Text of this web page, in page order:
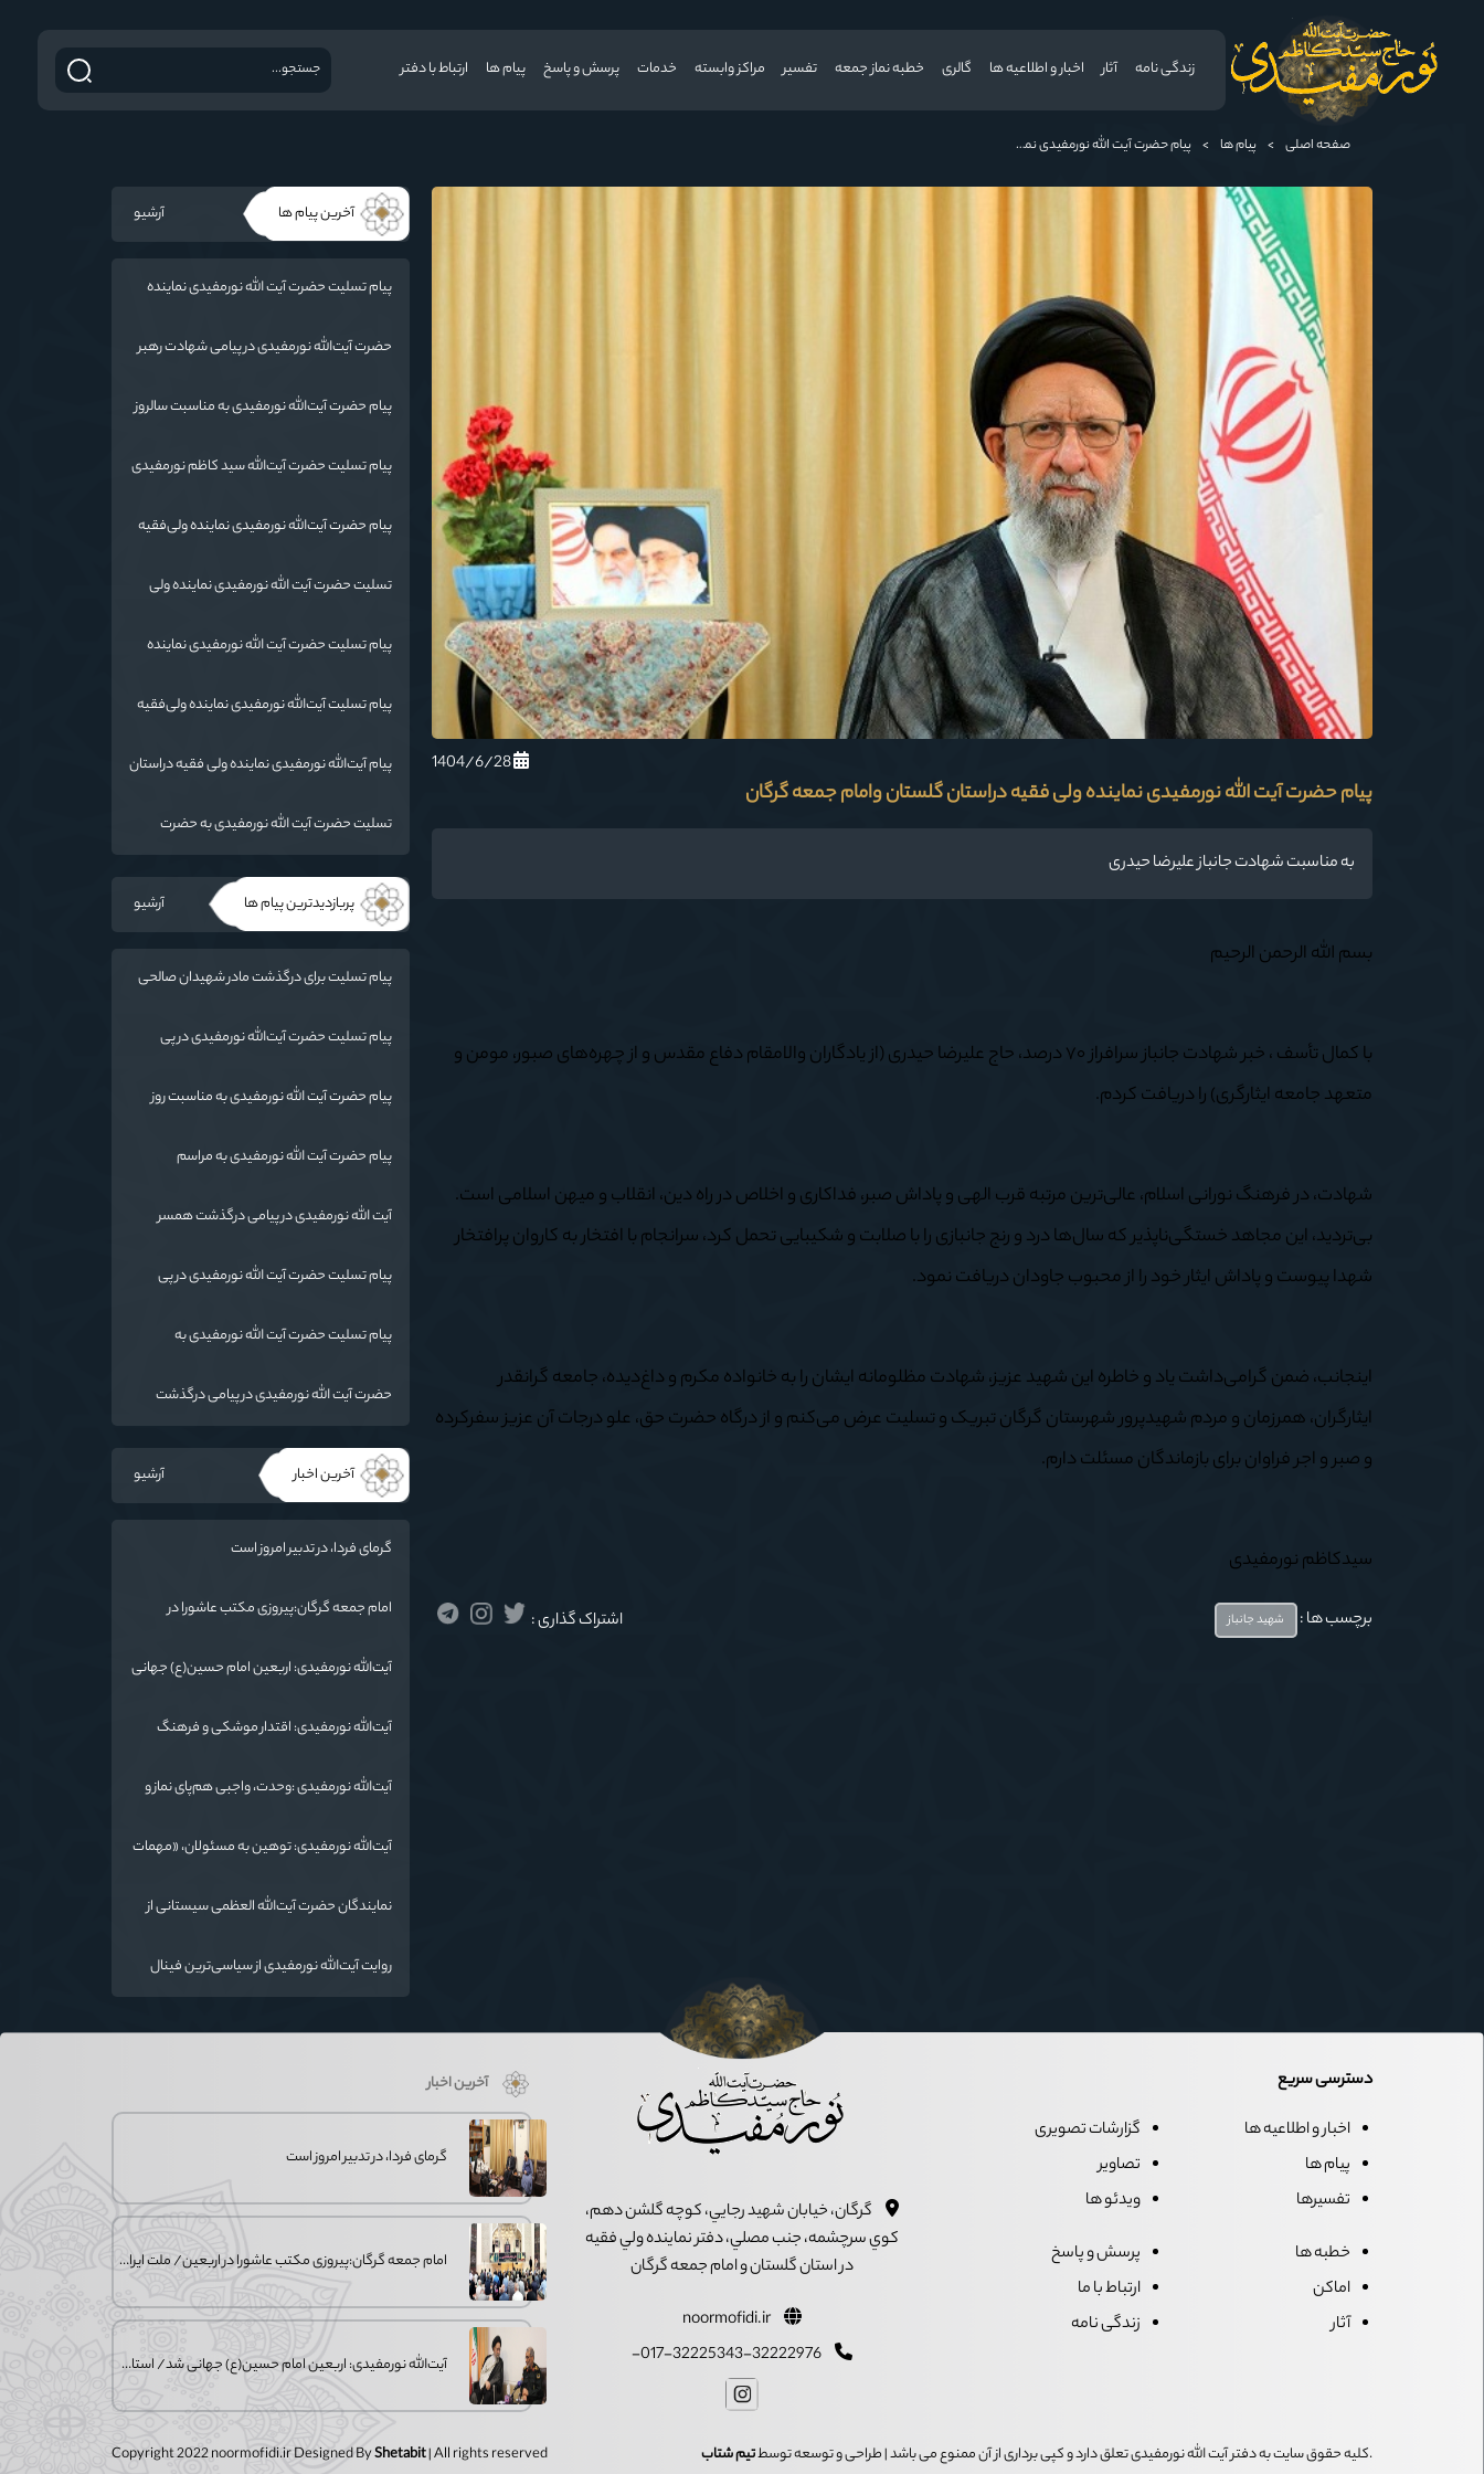
زندگی نامه آثار اخبار و اطلاعیه ها گالری خطبه نماز جمعه تفسیر مراکز وابسته خدمات پرسش و پاسخ پیام ها ارتباط با دفتر
صفحه اصلی > پیام ها > پیام حضرت آیت الله نورمفیدی نماینده ولی فقیه دراستان گلستان وامام جمعه گرگان
1404/6/28
پیام حضرت آیت الله نورمفیدی نماینده ولی فقیه دراستان گلستان وامام جمعه گرگان
به مناسبت شهادت جانباز علیرضا حیدری
بسم الله الرحمن الرحیم
با کمال تأسف ، خبر شهادت جانباز سرافراز ۷۰ درصد، حاج علیرضا حیدری (از یادگاران والامقام دفاع مقدس و از چهره‌های صبور، مومن و
متعهد جامعه‌ ایثارگری) را دریافت کردم.
شهادت، در فرهنگ نورانی اسلام، عالی‌ترین مرتبه قرب الهی و پاداش صبر، فداکاری و اخلاص در راه دین، انقلاب و میهن اسلامی است.
بی‌تردید، این مجاهد خستگی‌ناپذیر که سال‌ها درد و رنج جانبازی را با صلابت و شکیبایی تحمل کرد، سرانجام با افتخار به کاروان پرافتخار
شهدا پیوست و پاداش ایثار خود را از محبوب جاودان دریافت نمود.
اینجانب، ضمن گرامی‌داشت یاد و خاطره این شهید عزیز، شهادت مظلومانه ایشان را به خانواده مکرم و داغ‌دیده، جامعه‌ گرانقدر
ایثارگران، همرزمان و مردم شهیدپرور شهرستان گرگان تبریک و تسلیت عرض می‌کنم و از درگاه حضرت حق، علو درجات آن عزیز سفرکرده
و صبر و اجر فراوان برای بازماندگان مسئلت دارم.
سیدکاظم نورمفیدی
برچسب ها : شهید جانباز اشتراک گذاری :
آخرین پیام ها آرشیو
پیام تسلیت حضرت آیت الله نورمفیدی نماینده
در پی درگذشت فرماندار مراوه تپه
حضرت آیت‌الله‌ نورمفیدی در پیامی شهادت رهبر
العظمی امام خامنه‌ای «ره» را به محضر بقیة الله
الأعظم (ارواحنا فداه) و عموم مسلمانان تسلیت
پیام حضرت آیت‌الله نورمفیدی به مناسبت سالروز
همسران شهدا:
پیام تسلیت حضرت آیت‌الله سید کاظم نورمفیدی
پیام حضرت آیت‌الله نورمفیدی نماینده ولی‌فقیه
تسليت حضرت آیت الله نورمفیدی نماینده ولی
پیام تسلیت حضرت آیت الله نورمفیدی نماینده
پیام تسلیت آیت‌الله نورمفیدی نماینده ولی‌فقیه
پیام آیت‌الله نورمفیدی نماینده ولی فقیه دراستان
تسلیت حضرت آیت الله نورمفیدی به حضرت
پربازدیدترین پیام ها آرشیو
پیام تسلیت برای درگذشت مادر شهیدان صالحی
پیام تسلیت حضرت آیت‌الله نورمفیدی در پی
پیام حضرت آیت الله نورمفیدی به مناسبت روز
پیام حضرت آیت الله نورمفیدی به مراسم
آیت الله نورمفیدی در پیامی درگذشت همسر
پیام تسلیت حضرت آیت الله نورمفیدی در پی
گلستان
پیام تسلیت حضرت آیت الله نورمفیدی به
حضرت آیت الله نورمفیدی در پیامی درگذشت
آخرین اخبار آرشیو
گرمای فردا، در تدبیر امروز است
امام جمعه گرگان:پیروزی مکتب عاشورا در
نمی‌شود
آیت‌الله نورمفیدی: اربعین امام حسین(ع) جهانی
تهمت به مسئولان حد شرعی دارد
آیت‌الله نورمفیدی: اقتدار موشکی و فرهنگ
تا ضرورت روایتگری جهانی
آیت‌الله نورمفیدی :وحدت، واجبی هم‌پای نماز و
آیت‌الله نورمفیدی: توهین به مسئولان، «مهمات
به جای جنگ است
نمایندگان حضرت آیت‌الله العظمی سیستانی از
کردند
روایت آیت‌الله نورمفیدی از سیاسی‌ترین فینال
دسترسی سریع
اخبار و اطلاعیه ها
پیام ها
تفسیرها
گزارشات تصویری
تصاویر
ویدئو ها
خطبه ها
اماکن
آثار
پرسش و پاسخ
ارتباط با ما
زندگی نامه
گرگان، خيابان شهيد رجايي، کوچه گلشن دهم،
کوي سرچشمه، جنب مصلي، دفتر نماينده ولي فقيه
در استان گلستان و امام جمعه گرگان
آخرین اخبار
گرمای فردا، در تدبیر امروز است
امام جمعه گرگان:پیروزی مکتب عاشورا در اربعین/ ملت ایران در برابر استکبار
آیت‌الله نورمفیدی: اربعین امام حسین(ع) جهانی شد/ استان گلستان الگوی
.کلیه حقوق سایت به دفتر آیت الله نورمفیدی تعلق دارد و کپی برداری از آن ممنوع می باشد | طراحی و توسعه توسطتیم شتاب Copyright 2022 noormofidi.ir Designed ByShetabit| All rights reserved